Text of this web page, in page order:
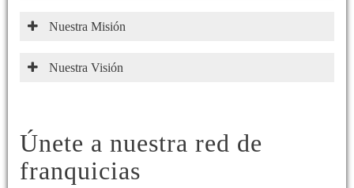
Nuestra Misión
Nuestra Visión
Únete a nuestra red de
franquicias